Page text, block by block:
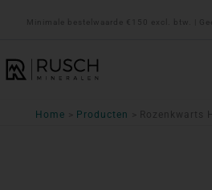
inhoud
Minimale bestelwaarde €150 excl. btw. |
Home Producten Rozenkwarts